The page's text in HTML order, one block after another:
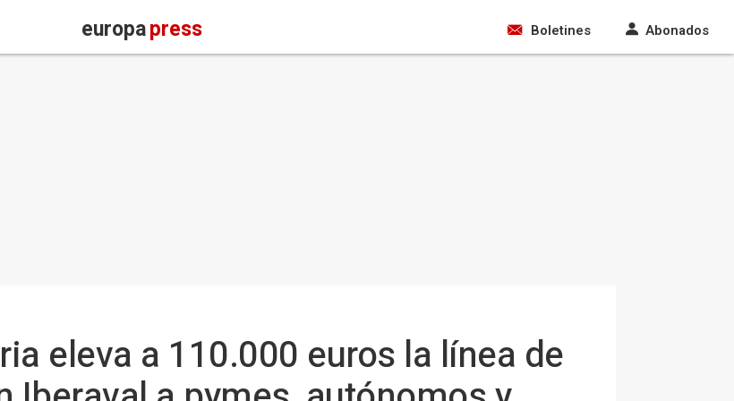
europapress Boletines Abonados
eleva a 110.000 euros la línea de